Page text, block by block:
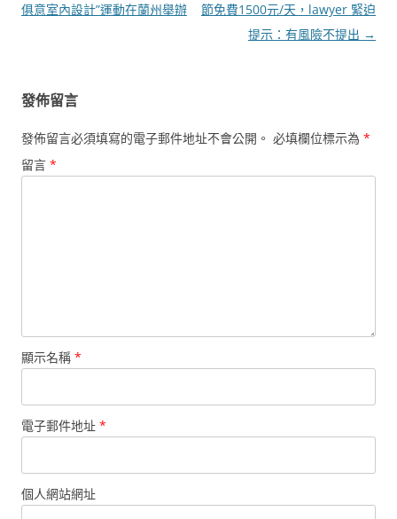
章
俱意室內設計”運動在蘭州舉辦
節免費1500元/天，lawyer 緊迫
提示：有風險不提出 →
發佈留言
發佈留言必須填寫的電子郵件地址不會公開。 必填欄位標示為 *
留言 *
顯示名稱 *
電子郵件地址 *
個人網站網址